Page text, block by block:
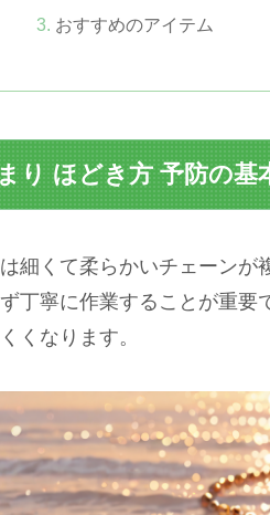
おすすめのアイテム
り ほどき方 予防の基
細くて柔らかいチェーンが
丁寧に作業することが重要
くなります。